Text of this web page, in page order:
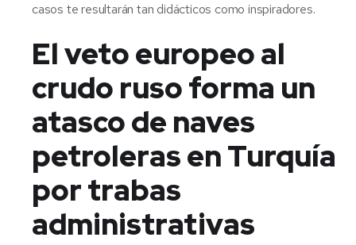
casos te resultarán tan didácticos como inspiradores.
El veto europeo al
crudo ruso forma un
atasco de naves
petroleras en Turquía
por trabas
administrativas